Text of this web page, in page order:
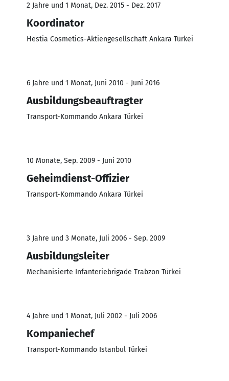
2 Jahre und 1 Monat, Dez. 2015 - Dez. 2017
Koordinator
Hestia Cosmetics-Aktiengesellschaft Ankara Türkei
6 Jahre und 1 Monat, Juni 2010 - Juni 2016
Ausbildungsbeauftragter
Transport-Kommando Ankara Türkei
10 Monate, Sep. 2009 - Juni 2010
Geheimdienst-Offizier
Transport-Kommando Ankara Türkei
3 Jahre und 3 Monate, Juli 2006 - Sep. 2009
Ausbildungsleiter
Mechanisierte Infanteriebrigade Trabzon Türkei
4 Jahre und 1 Monat, Juli 2002 - Juli 2006
Kompaniechef
Transport-Kommando Istanbul Türkei